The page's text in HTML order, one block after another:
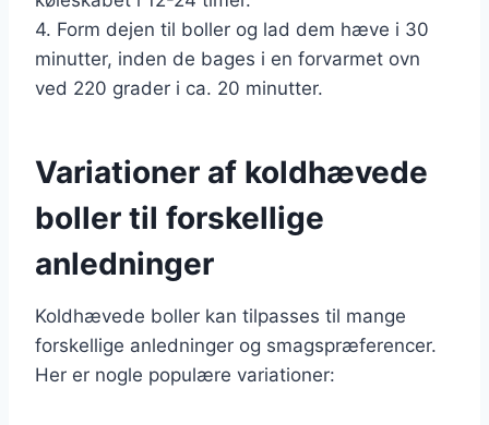
4. Form dejen til boller og lad dem hæve i 30
minutter, inden de bages i en forvarmet ovn
ved 220 grader i ca. 20 minutter.
Variationer af koldhævede
boller til forskellige
anledninger
Koldhævede boller kan tilpasses til mange
forskellige anledninger og smagspræferencer.
Her er nogle populære variationer: